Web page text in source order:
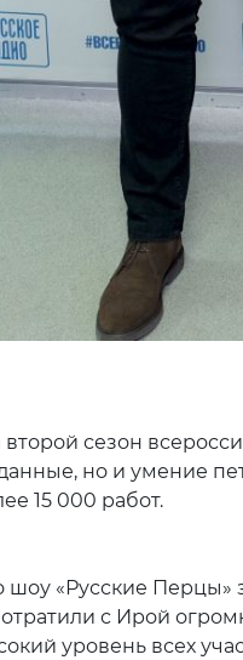
второй сезон
но и умение
шоу «Русские
с Ирой
уровень всех